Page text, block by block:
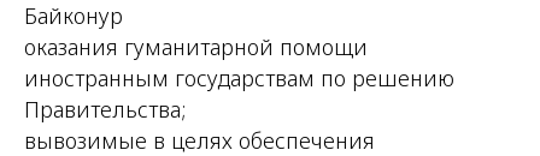
Байконур
оказания гуманитарной помощи
иностранным государствам по решению
Правительства;
вывозимые в целях обеспечения